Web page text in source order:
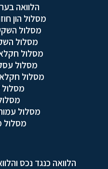
הלוואה
מסלול הון
מסלול
מסלול
מסלול
מסלול
מסלול
מסלול
מסלול
מסלול
הלוואה כנגד נכס